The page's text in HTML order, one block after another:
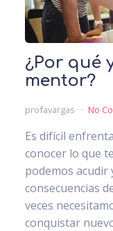
¿Por qué
mentor?
profavargas No
Es difícil
conocer lo que
podemos acudir
consecuencias
veces
conquistar